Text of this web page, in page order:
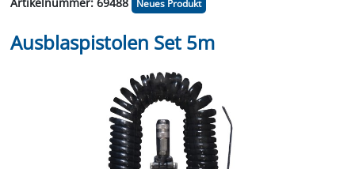
Neues Produkt
Ausblaspistolen Set 5m